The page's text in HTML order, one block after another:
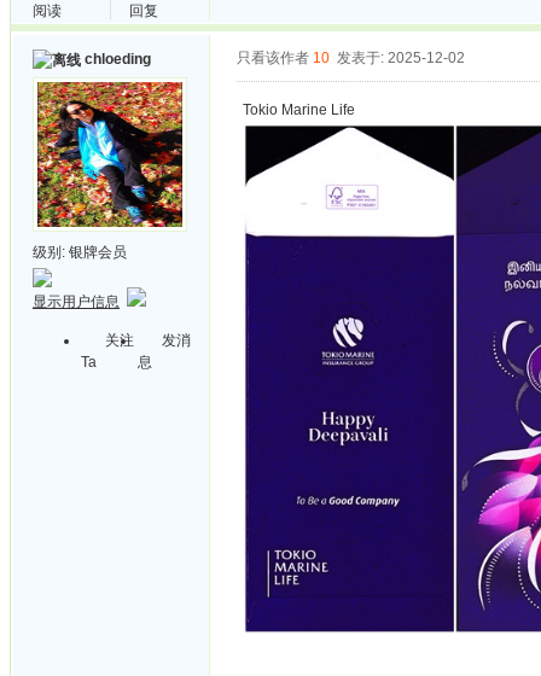
阅读
回复
chloeding
级别: 银牌会员
显示用户信息
关注
Ta
发消
息
只看该作者 10 发表于: 2025-12-02
Tokio Marine Life